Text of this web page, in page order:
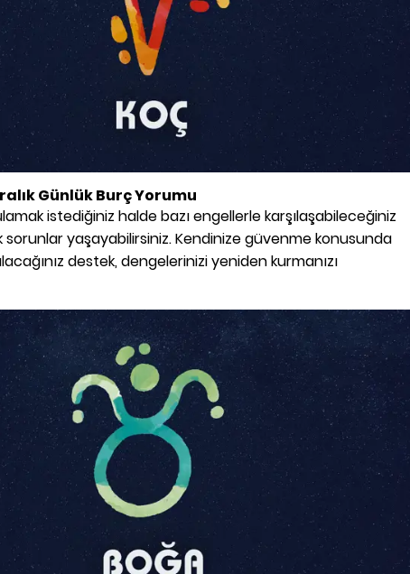
Günlük Burç Yorumu
istediğiniz halde bazı engellerle karşılaşabileceğiniz
sorunlar yaşayabilirsiniz. Kendinize güvenme konusunda
destek, dengelerinizi yeniden kurmanızı